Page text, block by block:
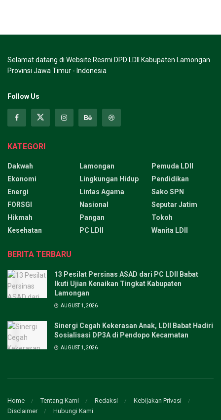
Selamat datang di Website Resmi DPD LDII Kabupaten Lamongan
Provinsi Jawa Timur - Indonesia
Follow Us
KATEGORI
Dakwah
Ekonomi
Energi
FORSGI
Hikmah
Kesehatan
Lamongan
Lingkungan Hidup
Lintas Agama
Nasional
Pangan
PC LDII
Pemuda LDII
Pendidikan
Sako SPN
Seputar Jatim
Tokoh
Wanita LDII
BERITA TERBARU
13 Pesilat Persinas ASAD dari PC LDII Babat
Ikuti Ujian Kenaikan Tingkat Kabupaten
Lamongan
AUGUST 1, 2026
Sinergi Cegah Kekerasan Anak, LDII Babat Hadiri
Sosialisasi DP3A di Pendopo Kecamatan
AUGUST 1, 2026
Home Tentang Kami Redaksi
Kebijakan Privasi
Disclaimer
Hubungi Kami